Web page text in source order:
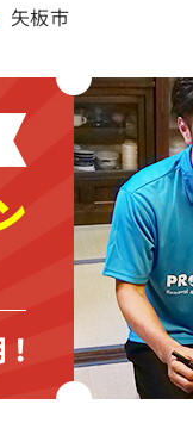
矢板市